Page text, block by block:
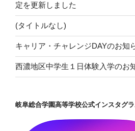
定を更新しました
(タイトルなし)
キャリア・チャレンジDAYのお知
西濃地区中学生１日体験入学のお
岐阜総合学園高等学校公式インスタグ